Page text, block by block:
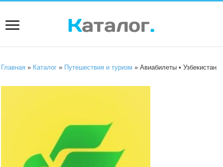
Главная » Каталог » Путешествия и туризм » Авиабилеты • Узбекистан